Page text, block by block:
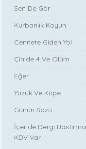
Sen De Gör
Kurbanlık Koyun
Cennete Giden Yol
Çin'de 4 Ve Ölüm
Eğer
Yüzük Ve Küpe
Günün Sözü
İçeride Dergi
KDV Var